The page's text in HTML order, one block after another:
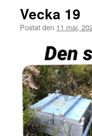
Vecka 19
Postat den 11 maj,